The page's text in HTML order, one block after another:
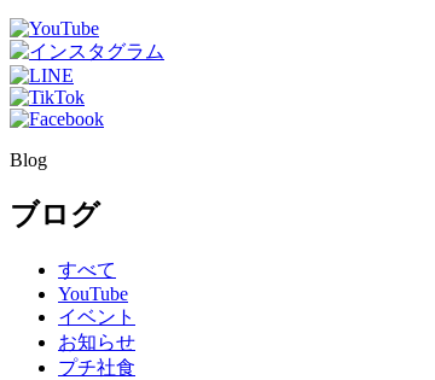
Blog
ブログ
すべて
YouTube
イベント
お知らせ
プチ社食